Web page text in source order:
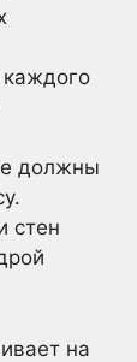
должны
стен
на